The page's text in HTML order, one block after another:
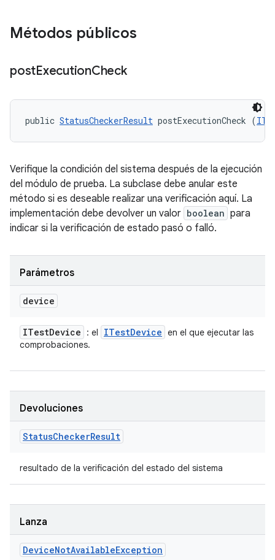
Métodos públicos
postExecutionCheck
public StatusCheckerResult postExecutionCheck (
Verifique la condición del sistema después de la ejecución
del módulo de prueba. La subclase debe anular este
método si es deseable realizar una verificación aquí. La
implementación debe devolver un valor boolean para
indicar si la verificación de estado pasó o falló.
Parámetros
device
ITestDevice : el ITestDevice en el que ejecutar las
comprobaciones.
Devoluciones
StatusCheckerResult
resultado de la verificación del estado del sistema
Lanza
DeviceNotAvailableException